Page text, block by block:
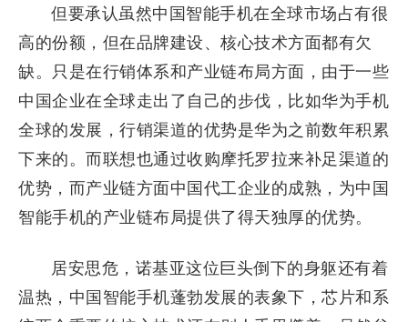
但要承认虽然中国智能手机在全球市场占有很
高的份额，但在品牌建设、核心技术方面都有欠
缺。只是在行销体系和产业链布局方面，由于一些
中国企业在全球走出了自己的步伐，比如华为手机
全球的发展，行销渠道的优势是华为之前数年积累
下来的。而联想也通过收购摩托罗拉来补足渠道的
优势，而产业链方面中国代工企业的成熟，为中国
智能手机的产业链布局提供了得天独厚的优势。
居安思危，诺基亚这位巨头倒下的身躯还有着
温热，中国智能手机蓬勃发展的表象下，芯片和系